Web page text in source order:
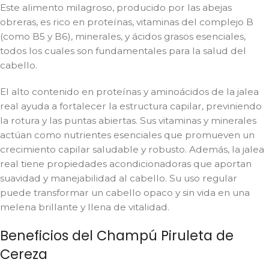
Este alimento milagroso, producido por las abejas
obreras, es rico en proteínas, vitaminas del complejo B
(como B5 y B6), minerales, y ácidos grasos esenciales,
todos los cuales son fundamentales para la salud del
cabello.
El alto contenido en proteínas y aminoácidos de la jalea
real ayuda a fortalecer la estructura capilar, previniendo
la rotura y las puntas abiertas. Sus vitaminas y minerales
actúan como nutrientes esenciales que promueven un
crecimiento capilar saludable y robusto. Además, la jalea
real tiene propiedades acondicionadoras que aportan
suavidad y manejabilidad al cabello. Su uso regular
puede transformar un cabello opaco y sin vida en una
melena brillante y llena de vitalidad.
Beneficios del Champú Piruleta de
Cereza